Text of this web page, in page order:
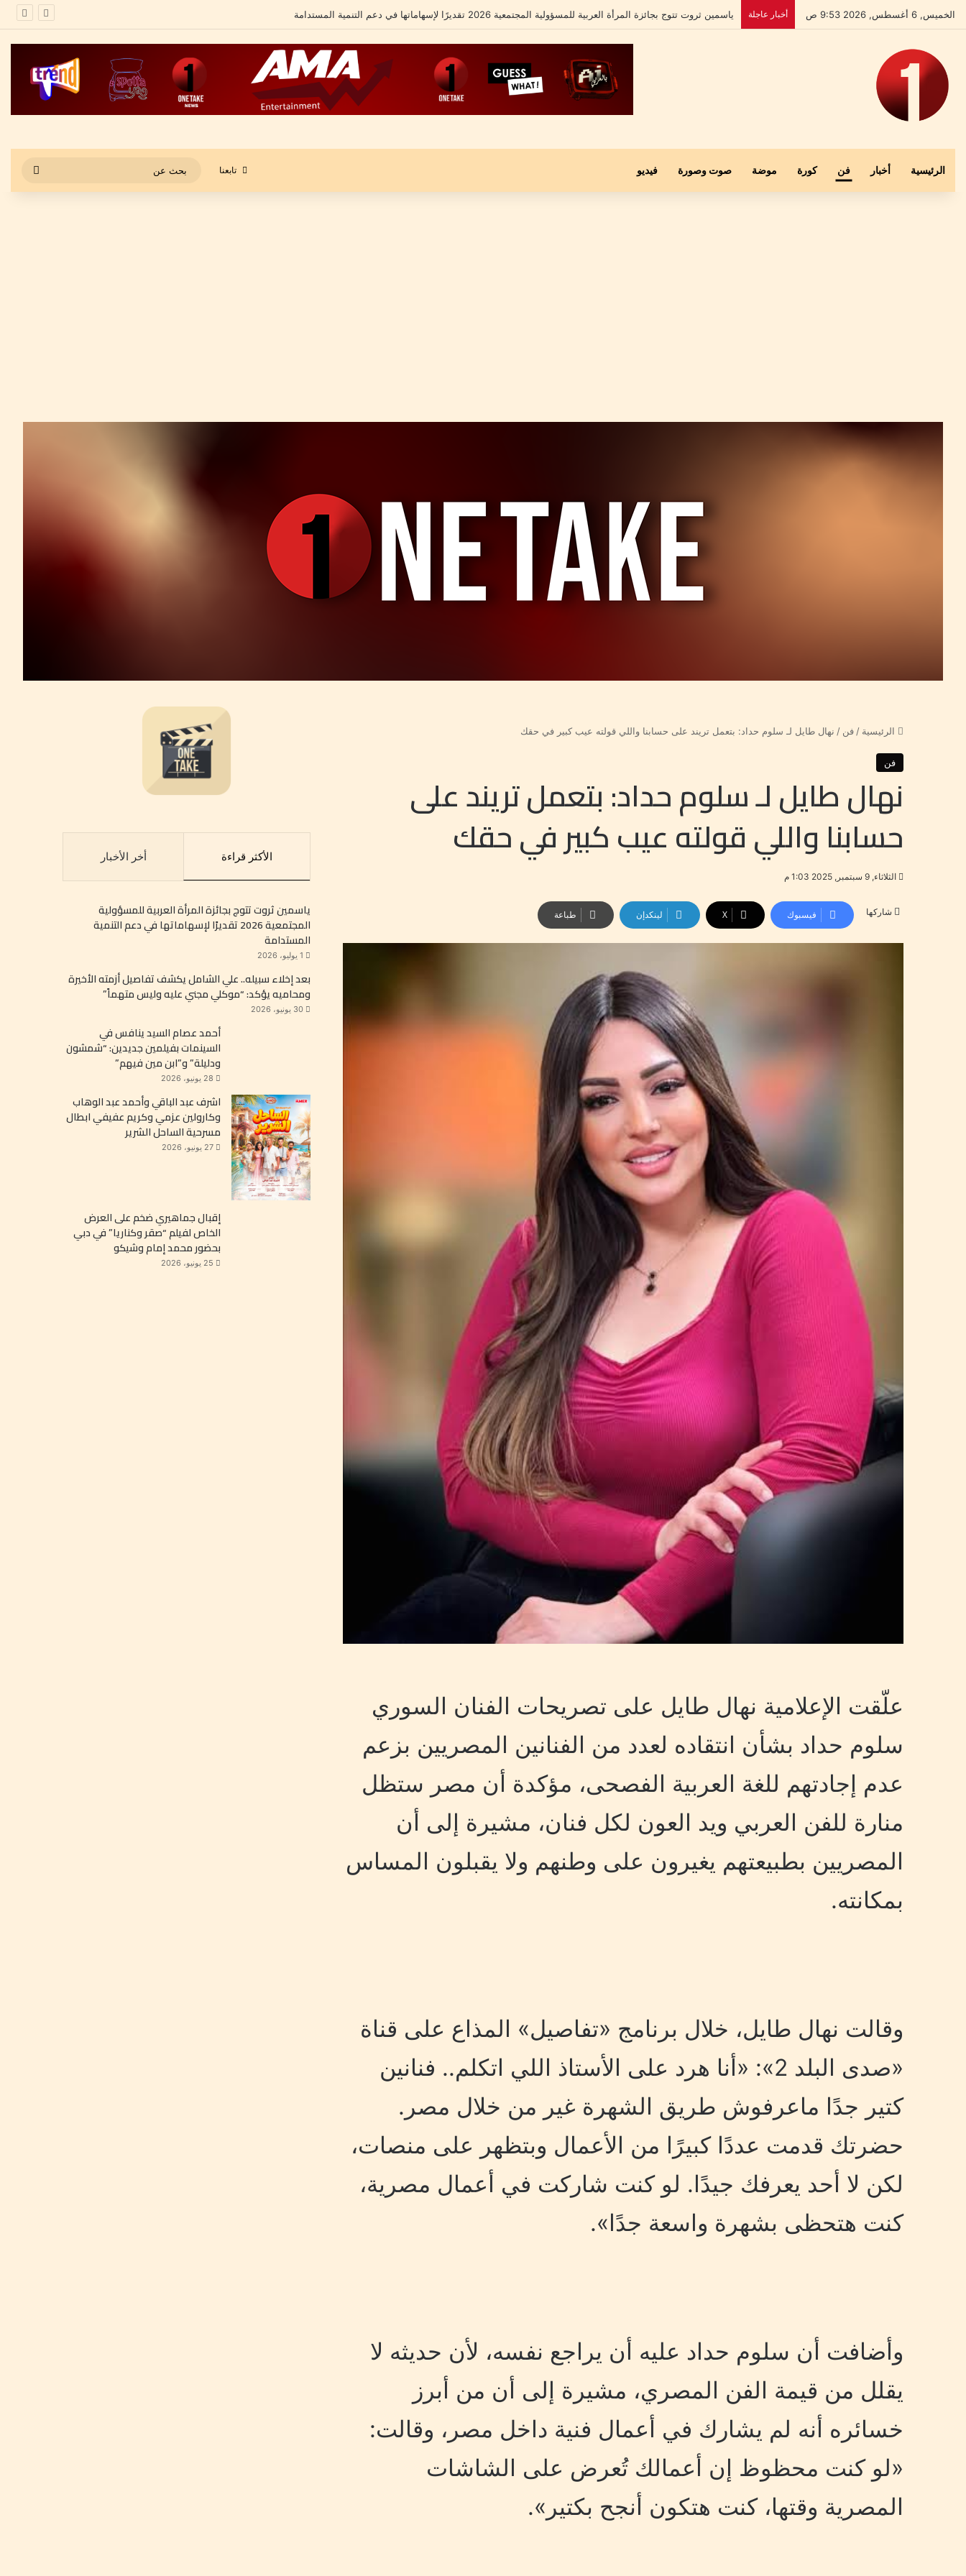
الخميس, 6 أغسطس, 2026 9:53 ص أخبار عاجلة بعد إخلاء سبيله.. علي الشامل يكشف تفاصيل أزمته الأخيرة ومحاميه يؤكد: “موكلي مجني عليه وليس متهماً”
الرئيسية أخبار فن كورة موضة صوت وصورة فيديو تابعنا
عن
الرئيسية / فن / نهال طايل لـ سلوم حداد: بتعمل تريند على حسابنا واللي قولته عيب كبير في حقك
فن
نهال طايل لـ سلوم حداد: بتعمل تريند على
حسابنا واللي قولته عيب كبير في حقك
الثلاثاء, 9 سبتمبر, 2025 1:03 م
شاركها فيسبوك ‫X لينكدإن طباعة
علّقت الإعلامية نهال طايل على تصريحات الفنان السوري
سلوم حداد بشأن انتقاده لعدد من الفنانين المصريين بزعم
عدم إجادتهم للغة العربية الفصحى، مؤكدة أن مصر ستظل
منارة للفن العربي ويد العون لكل فنان، مشيرة إلى أن
المصريين بطبيعتهم يغيرون على وطنهم ولا يقبلون المساس
بمكانته.
وقالت نهال طايل، خلال برنامج «تفاصيل» المذاع على قناة
«صدى البلد 2»: «أنا هرد على الأستاذ اللي اتكلم.. فنانين
كتير جدًا ماعرفوش طريق الشهرة غير من خلال مصر.
حضرتك قدمت عددًا كبيرًا من الأعمال وبتظهر على منصات،
لكن لا أحد يعرفك جيدًا. لو كنت شاركت في أعمال مصرية،
كنت هتحظى بشهرة واسعة جدًا».
وأضافت أن سلوم حداد عليه أن يراجع نفسه، لأن حديثه لا
يقلل من قيمة الفن المصري، مشيرة إلى أن من أبرز
خسائره أنه لم يشارك في أعمال فنية داخل مصر، وقالت:
«لو كنت محظوظ إن أعمالك تُعرض على الشاشات
المصرية وقتها، كنت هتكون أنجح بكتير».
الأكثر قراءة أخر الأخبار
ياسمين ثروت تتوج بجائزة المرأة العربية للمسؤولية
المجتمعية 2026 تقديرًا لإسهاماتها في دعم التنمية
المستدامة
1 يوليو، 2026
بعد إخلاء سبيله.. علي الشامل يكشف تفاصيل أزمته الأخيرة
ومحاميه يؤكد: “موكلي مجني عليه وليس متهماً”
30 يونيو، 2026
أحمد عصام السيد ينافس في
السينمات بفيلمين جديدين: “شمشون
ودليلة” و”ابن مين فيهم”
28 يونيو، 2026
اشرف عبد الباقي وأحمد عبد الوهاب
وكارولين عزمي وكريم عفيفي ابطال
مسرحية الساحل الشرير
27 يونيو، 2026
إقبال جماهيري ضخم على العرض
الخاص لفيلم “صقر وكناريا” في دبي
بحضور محمد إمام وشيكو
25 يونيو، 2026